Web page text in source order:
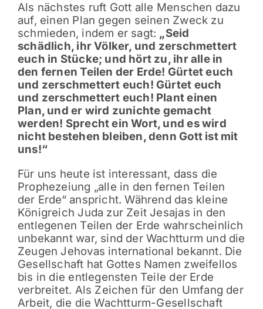
Als nächstes ruft Gott alle Menschen dazu
auf, einen Plan gegen seinen Zweck zu
schmieden, indem er sagt: „Seid
schädlich, ihr Völker, und zerschmettert
euch in Stücke; und hört zu, ihr alle in
den fernen Teilen der Erde! Gürtet euch
und zerschmettert euch! Gürtet euch
und zerschmettert euch! Plant einen
Plan, und er wird zunichte gemacht
werden! Sprecht ein Wort, und es wird
nicht bestehen bleiben, denn Gott ist mit
uns!“
Für uns heute ist interessant, dass die
Prophezeiung „alle in den fernen Teilen
der Erde“ anspricht. Während das kleine
Königreich Juda zur Zeit Jesajas in den
entlegenen Teilen der Erde wahrscheinlich
unbekannt war, sind der Wachtturm und die
Zeugen Jehovas international bekannt. Die
Gesellschaft hat Gottes Namen zweifellos
bis in die entlegensten Teile der Erde
verbreitet. Als Zeichen für den Umfang der
Arbeit, die die Wachtturm-Gesellschaft